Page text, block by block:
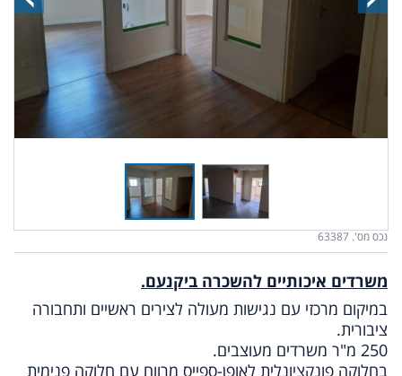
נכס מס'. 63387
משרדים איכותיים להשכרה ביקנעם.
במיקום מרכזי עם נגישות מעולה לצירים ראשיים ותחבורה
ציבורית.
250 מ"ר משרדים מעוצבים.
בחלוקה פונקציונלית לאופן-ספייס מרווח עם חלוקה פנימית